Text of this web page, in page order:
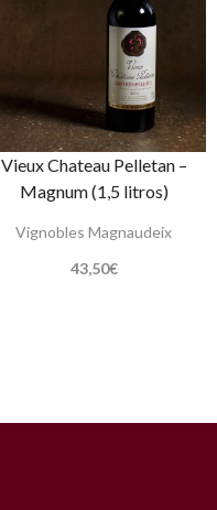
Vieux Chateau Pelletan –
Magnum (1,5 litros)
Vignobles Magnaudeix
43,50€